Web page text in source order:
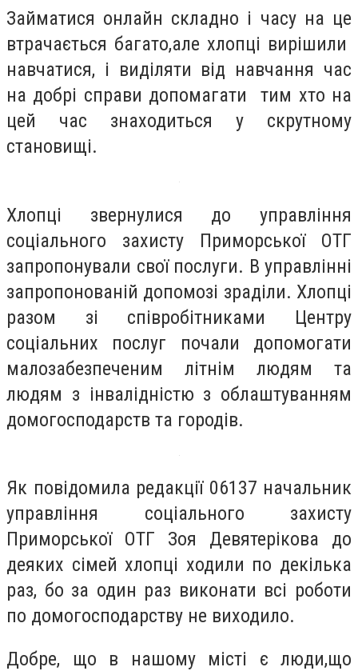
Займатися онлайн складно і часу на це
втрачається багато,але хлопці вирішили
навчатися, і виділяти від навчання час
на добрі справи допомагати тим хто на
цей час знаходиться у скрутному
становищі.
Хлопці звернулися до управління
соціального захисту Приморської ОТГ
запропонували свої послуги. В управлінні
запропонованій допомозі зраділи. Хлопці
разом зі співробітниками Центру
соціальних послуг почали допомогати
малозабезпеченим літнім людям та
людям з інвалідністю з облаштуванням
домогосподарств та городів.
Як повідомила редакції 06137 начальник
управління соціального захисту
Приморської ОТГ Зоя Девятерікова до
деяких сімей хлопці ходили по декілька
раз, бо за один раз виконати всі роботи
по домогосподарству не виходило.
Добре, що в нашому місті є люди,що